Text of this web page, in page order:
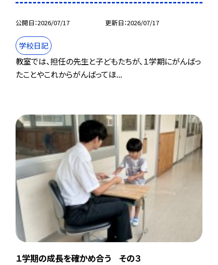
公開日 2026/07/17 更新日 2026/07/17
学校日記
教室では、担任の先生と子どもたちが、１学期にがんばっ
たことやこれからがんばってほ...
１学期の成長を確かめ合う その３